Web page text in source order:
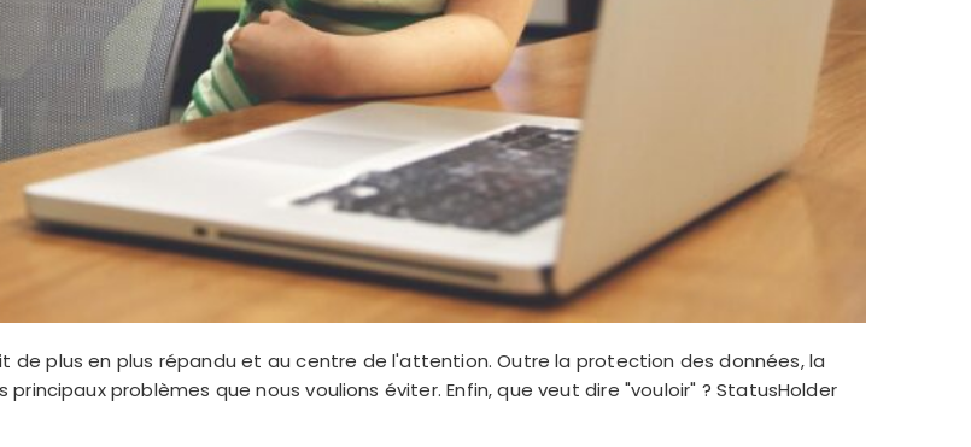
plus en plus répandu et au centre de l'attention. Outre la protection des données, la
problèmes que nous voulions éviter. Enfin, que veut dire "vouloir" ? StatusHolder